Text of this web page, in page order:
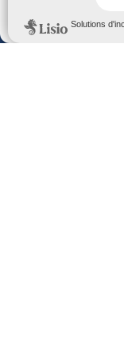
de 9h00